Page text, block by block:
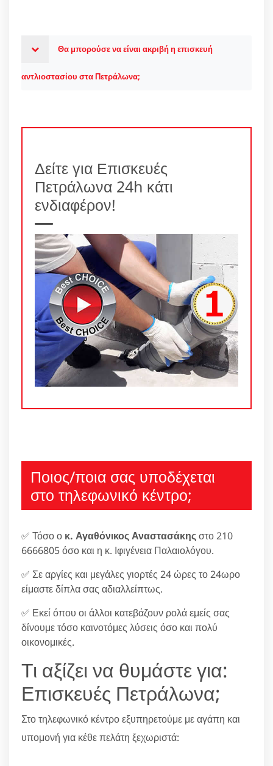
Θα μπορούσε να είναι ακριβή η επισκευή
αντλιοστασίου στα Πετράλωνα;
Δείτε για Επισκευές
Πετράλωνα 24h κάτι
ενδιαφέρον!
Ποιος/ποια σας υποδέχεται
στο τηλεφωνικό κέντρο;
✅ Τόσο ο κ. Αγαθόνικος Αναστασάκηςστο 210
6666805 όσο και η κ. Ιφιγένεια Παλαιολόγου.
✅ Σε αργίες και μεγάλες γιορτές 24 ώρες το 24ωρο
είμαστε δίπλα σας αδιαλλείπτως.
✅ Εκεί όπου οι άλλοι κατεβάζουν ρολά εμείς σας
δίνουμε τόσο καινοτόμες λύσεις όσο και πολύ
οικονομικές.
Τι αξίζει να θυμάστε για:
Επισκευές Πετράλωνα;
Στο τηλεφωνικό κέντρο εξυπηρετούμε με αγάπη και
υπομονή για κέθε πελάτη ξεχωριστά: